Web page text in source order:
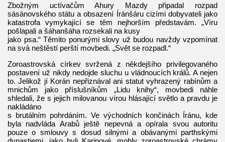
Zbožným uctívačům Ahury Mazdy připadal rozpad
sásánovského státu a obsazení Íránšáru cizími dobyvateli jako
katastrofa vymykající se těm nejhorším představám. „Víru
pošlapali a šáhanšáha rozsekali na kusy
jako psa.“ Těmito ponurými slovy už budou navždy vzpomínat
na svá neštěstí perští movbedi. „Svět se rozpadl.“
Zoroastrovská církev svržená z někdejšího privilegovaného
postavení už nikdy nedojde sluchu u vládnoucích králů. A nejen
to. Jelikož jí Korán nepřiznával ani statut vyhrazený rabínům a
mnichům jako příslušníkům „Lidu knihy“, movbedi náhle
shledali, že s jejich milovanou vírou hlásající světlo a pravdu je
nakládáno
s brutálním pohrdáním. Ve východních končinách Íránu, kde
byla nadvláda Arabů ještě nepevná a opírala svou autoritu
pouze o smlouvy s dosud silnými a obávanými parthskými